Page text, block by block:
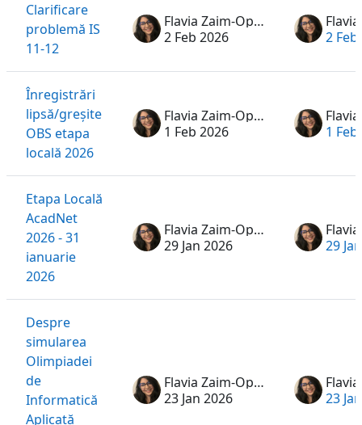
Clarificare
problemă IS
11-12
Flavia Zaim-Oprea
2 Feb 2026
2 Feb
Înregistrări
lipsă/greșite
OBS etapa
locală 2026
Flavia Zaim-Oprea
1 Feb 2026
1
Etapa Locală
AcadNet
2026 - 31
ianuarie
2026
Flavia Zaim-Oprea
29 Jan 2026
29
Despre
simularea
Olimpiadei
de
Informatică
Aplicată
Flavia Zaim-Oprea
23 Jan 2026
23